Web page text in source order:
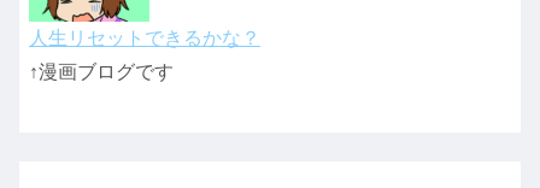
人生リセットできるかな？
↑漫画ブログです